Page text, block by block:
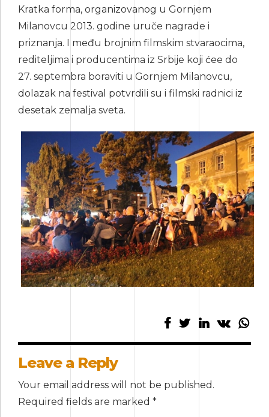
Kratka forma, organizovanog u Gornjem
Milanovcu 2013. godine uruče nagrade i
priznanja. I među brojnim filmskim stvaraocima,
rediteljima i producentima iz Srbije koji ćee do
27. septembra boraviti u Gornjem Milanovcu,
dolazak na festival potvrdili su i filmski radnici iz
desetak zemalja sveta.
Leave a Reply
Your email address will not be published.
Required fields are marked *